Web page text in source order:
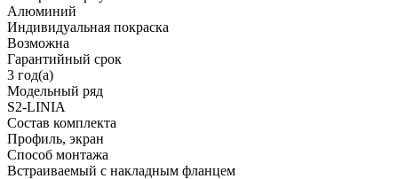
Алюминий
Индивидуальная покраска
Возможна
Гарантийный срок
3 год(а)
Модельный ряд
S2-LINIA
Состав комплекта
Профиль, экран
Способ монтажа
Встраиваемый с накладным фланцем